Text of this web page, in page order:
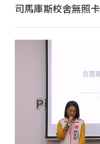
司馬庫斯校舍無照